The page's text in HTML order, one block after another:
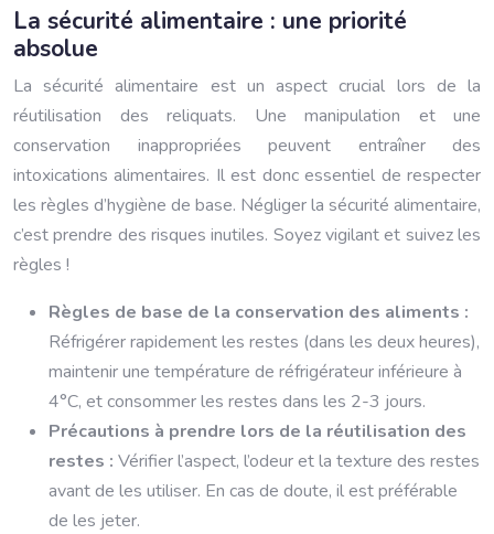
La sécurité alimentaire : une priorité
absolue
La sécurité alimentaire est un aspect crucial lors de la
réutilisation des reliquats. Une manipulation et une
conservation inappropriées peuvent entraîner des
intoxications alimentaires. Il est donc essentiel de respecter
les règles d’hygiène de base. Négliger la sécurité alimentaire,
c’est prendre des risques inutiles. Soyez vigilant et suivez les
règles !
Règles de base de la conservation des aliments :
Réfrigérer rapidement les restes (dans les deux heures),
maintenir une température de réfrigérateur inférieure à
4°C, et consommer les restes dans les 2-3 jours.
Précautions à prendre lors de la réutilisation des
restes : Vérifier l’aspect, l’odeur et la texture des restes
avant de les utiliser. En cas de doute, il est préférable
de les jeter.